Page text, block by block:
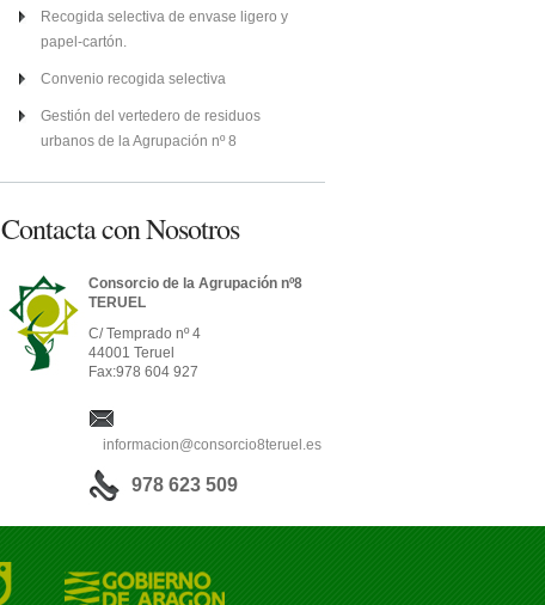
Recogida selectiva de envase ligero y
papel-cartón.
Convenio recogida selectiva
Gestión del vertedero de residuos
urbanos de la Agrupación nº 8
Contacta con Nosotros
Consorcio de la Agrupación nº8
TERUEL
C/ Temprado nº 4
44001 Teruel
Fax:978 604 927
informacion@consorcio8teruel.es
978 623 509